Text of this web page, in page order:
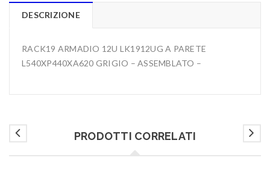
DESCRIZIONE
RACK19 ARMADIO 12U LK1912UG A PARETE
L540XP440XA620 GRIGIO – ASSEMBLATO –
PRODOTTI CORRELATI